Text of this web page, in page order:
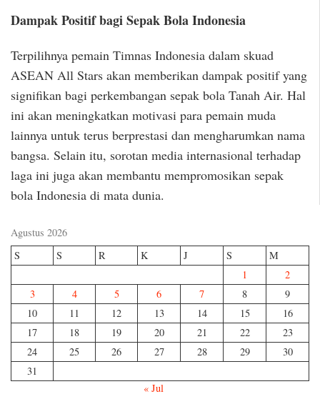
Dampak Positif bagi Sepak Bola Indonesia
Terpilihnya pemain Timnas Indonesia dalam skuad
ASEAN All Stars akan memberikan dampak positif yang
signifikan bagi perkembangan sepak bola Tanah Air. Hal
ini akan meningkatkan motivasi para pemain muda
lainnya untuk terus berprestasi dan mengharumkan nama
bangsa. Selain itu, sorotan media internasional terhadap
laga ini juga akan membantu mempromosikan sepak
bola Indonesia di mata dunia.
Agustus 2026
S
S R K J S
M
1
2
3
4 5 6 7 8
9
10
11 12 13 14 15
16
17
18 19 20 21 22
23
24
25 26 27 28 29
30
31
« Jul